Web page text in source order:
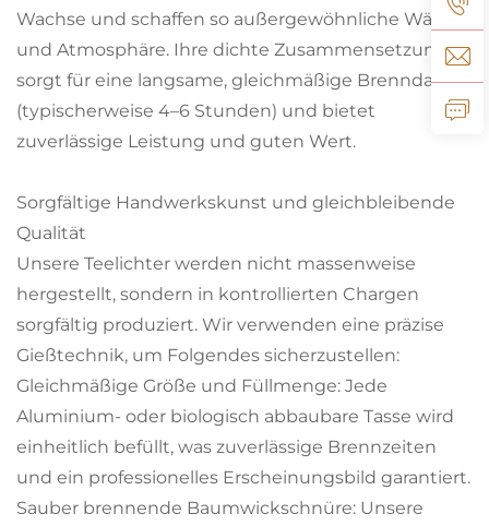
Wachse und schaffen so außergewöhnliche Wärme
und Atmosphäre. Ihre dichte Zusammensetzung
sorgt für eine langsame, gleichmäßige Brenndauer
(typischerweise 4–6 Stunden) und bietet
zuverlässige Leistung und guten Wert.
Sorgfältige Handwerkskunst und gleichbleibende
Qualität
Unsere Teelichter werden nicht massenweise
hergestellt, sondern in kontrollierten Chargen
sorgfältig produziert. Wir verwenden eine präzise
Gießtechnik, um Folgendes sicherzustellen:
Gleichmäßige Größe und Füllmenge: Jede
Aluminium- oder biologisch abbaubare Tasse wird
einheitlich befüllt, was zuverlässige Brennzeiten
und ein professionelles Erscheinungsbild garantiert.
Sauber brennende Baumwickschnüre: Unsere